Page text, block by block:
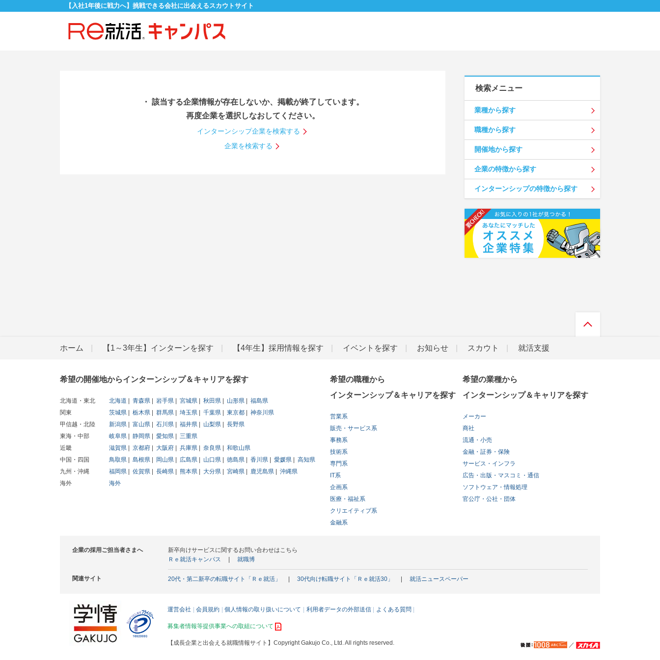
【入社1年後に戦力へ】挑戦できる会社に出会えるスカウトサイト
・ 該当する企業情報が存在しないか、掲載が終了しています。
再度企業を選択しなおしてください。
インターンシップ企業を検索する
企業を検索する
検索メニュー
業種から探す
職種から探す
開催地から探す
企業の特徴から探す
インターンシップの特徴から探す
ホーム 【1～3年生】インターンを探す 【4年生】採用情報を探す イベントを探す お知らせ スカウト 就活支援
希望の開催地からインターンシップ＆キャリアを探す
北海道・東北 北海道 青森県 岩手県 宮城県 秋田県 山形県
福島県
関東
茨城県 栃木県 群馬県 埼玉県 千葉県 東京都
神奈川県
甲信越・北陸
新潟県 富山県 石川県 福井県 山梨県
長野県
東海・中部
岐阜県 静岡県 愛知県
三重県
近畿
滋賀県 京都府 大阪府 兵庫県 奈良県
和歌山県
中国・四国
鳥取県 島根県 岡山県 広島県 山口県 徳島県 香川県 愛媛県
高知県
九州・沖縄
福岡県 佐賀県 長崎県 熊本県 大分県 宮崎県 鹿児島県
沖縄県
海外
海外
希望の職種から
インターンシップ＆キャリアを探す
営業系
販売・サービス系
事務系
技術系
専門系
IT系
企画系
医療・福祉系
クリエイティブ系
金融系
希望の業種から
インターンシップ＆キャリアを探す
メーカー
商社
流通・小売
金融・証券・保険
サービス・インフラ
広告・出版・マスコミ・通信
ソフトウェア・情報処理
官公庁・公社・団体
企業の採用ご担当者さまへ
新卒向けサービスに関するお問い合わせはこちら
Ｒｅ就活キャンパス
就職博
関連サイト 20代・第二新卒の転職サイト「Ｒｅ就活」 30代向け転職サイト「Ｒｅ就活30」 就活ニュースペーパー
運営会社 会員規約 個人情報の取り扱いについて 利用者データの外部送信 よくある質問
募集者情報等提供事業への取組について
【成長企業と出会える就職情報サイト】 Copyright Gakujo Co., Ltd. All rights reserved. ／